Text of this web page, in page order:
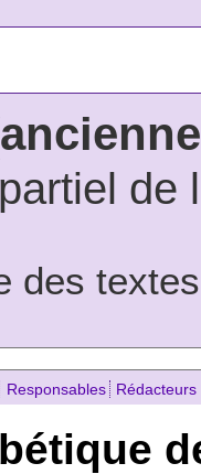
de
des
Responsables Rédacteurs